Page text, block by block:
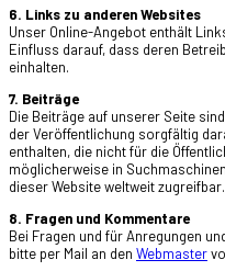
6. Links zu anderen Websites
Unser Online-Angebot enthält
Einfluss darauf, dass deren
einhalten.
7. Beiträge
Die Beiträge auf unserer Seite
der Veröffentlichung sorgfältig
enthalten, die nicht für die
möglicherweise in
dieser Website weltweit zugreifbar.
8. Fragen und Kommentare
Bei Fragen und für Anregungen
bitte per Mail an den Webmaster